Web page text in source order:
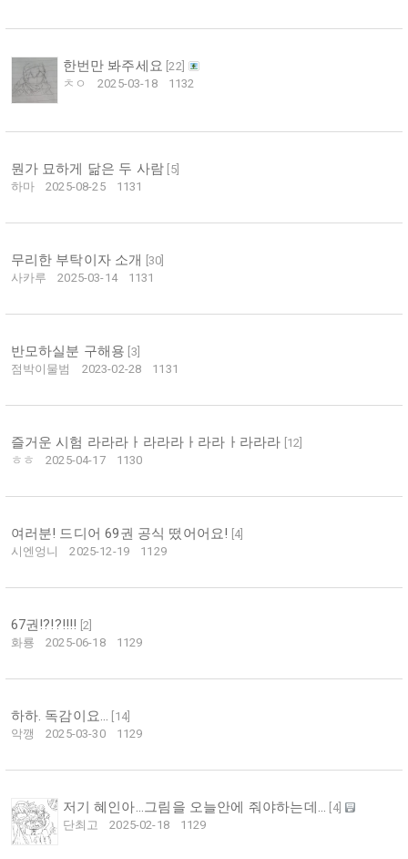
한번만 봐주세요 [22]
ㅊㅇ
2025-03-18 1132
뭔가 묘하게 닮은 두 사람 5]
하마
2025-08-25 1131
무리한 부탁이자 소개 30
사카루
2025-03-14 1131
반모하실분 구해용 3
점박이물범
2023-02-28 1131
즐거운 시험 라라라ㅏ라라라ㅏ라라ㅏ라라라 12
ㅎㅎ
2025-04-17 1130
여러분! 드디어 69권 공식 떴어어요! 4]
시엔엉니
2025-12-19 1129
67권!?!?!!!! 2
화룡
2025-06-18 1129
하하. 독감이요… 14]
악깽
2025-03-30 1129
저기 혜인아...그림을 오늘안에 줘야하는데... 4]
단최고
2025-02-18 1129